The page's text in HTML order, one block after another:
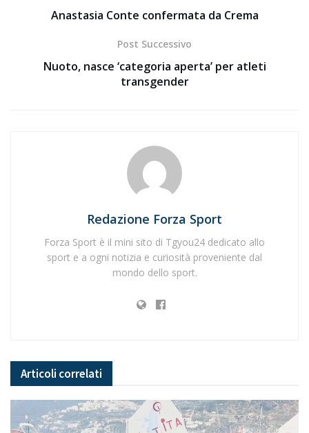
Anastasia Conte confermata da Crema
Post Successivo
Nuoto, nasce ‘categoria aperta’ per atleti
transgender
Redazione Forza Sport
Forza Sport è il mini sito di Tgyou24 dedicato allo
sport e a ogni notizia e curiosità proveniente dal
mondo dello sport.
Articoli correlati